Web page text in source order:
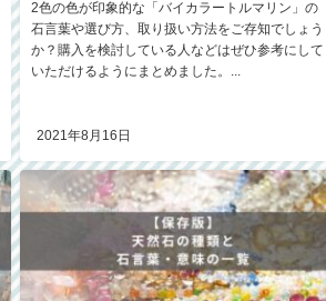
2色の色が印象的な「バイカラートルマリン」の
石言葉や選び方、取り扱い方法をご存知でしょう
か？購入を検討している人などはぜひ参考にして
いただけるようにまとめました。...
2021年8月16日